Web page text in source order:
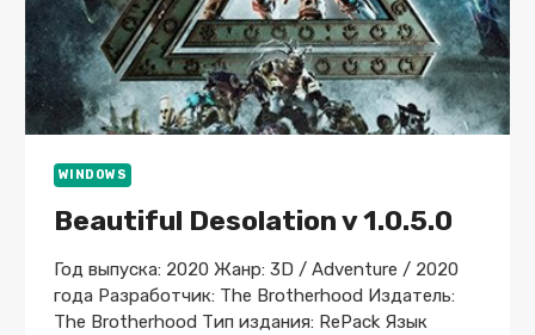
WINDOWS
Beautiful Desolation v 1.0.5.0
Год выпуска: 2020 Жанр: 3D / Adventure / 2020
года Разработчик: The Brotherhood Издатель:
The Brotherhood Тип издания: RePack Язык